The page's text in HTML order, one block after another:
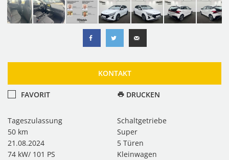
KONTAKT
FAVORIT DRUCKEN
Tageszulassung
50 km
21.08.2024
74 kW/ 101 PS
Schaltgetriebe
Super
5 Türen
Kleinwagen